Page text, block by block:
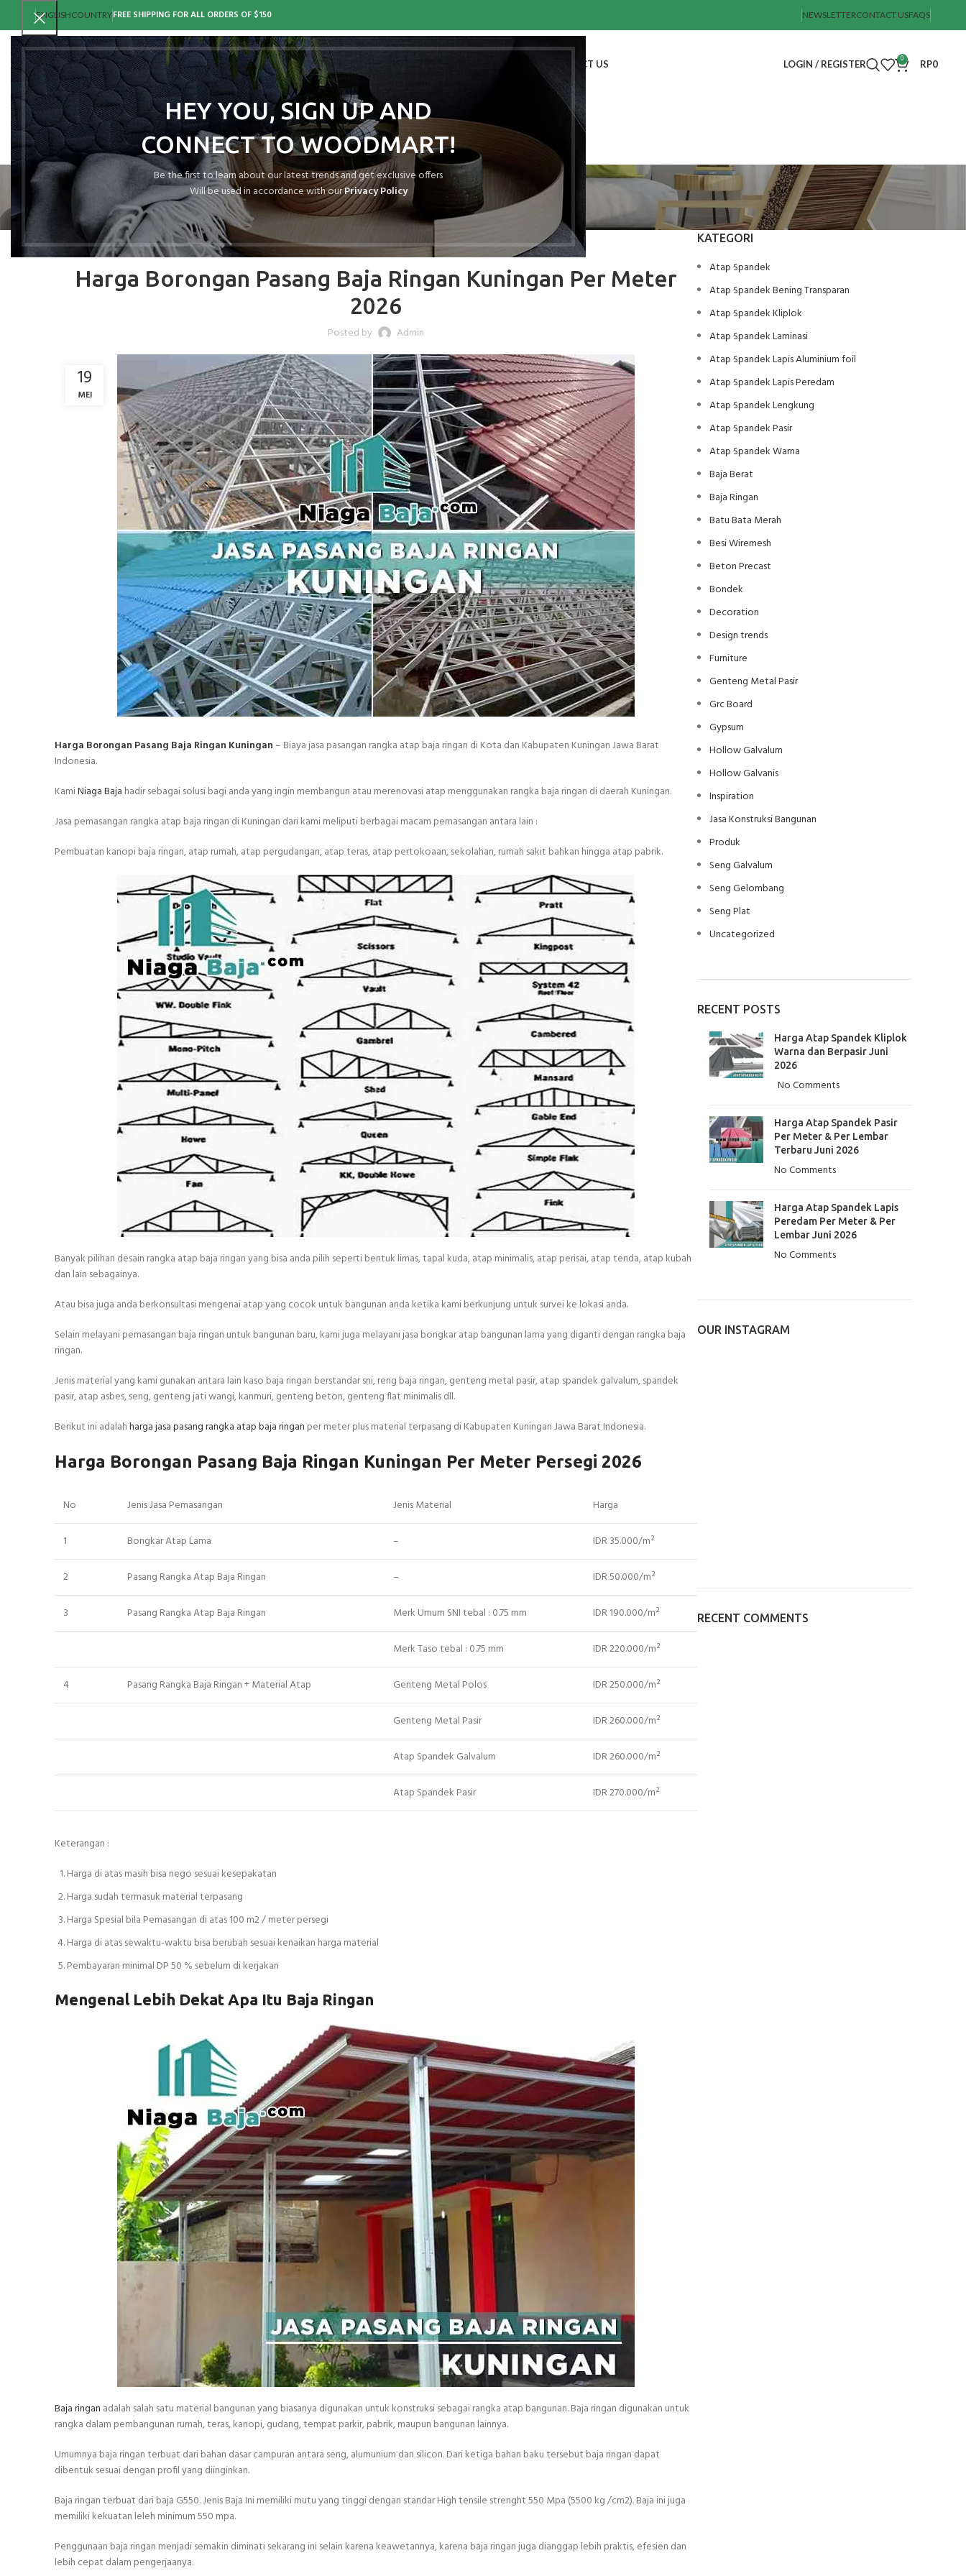
HEY YOU, SIGN UP AND
CONNECT TO WOODMART!
Be the first to learn about our latest trends and get exclusive offers
Will be used in accordance with ourPrivacy Policy
ENGLISHCOUNTRYFREE SHIPPING FOR ALL ORDERS OF $150 NEWSLETTERCONTACT USFAQS
CONTACT US LOGIN / REGISTER 0 RP0
Blog
Harga Borongan Pasang Baja Ringan Kuningan Per Meter
2026
Posted by Admin
19
MEI
Harga Borongan Pasang Baja Ringan Kuningan– Biaya jasa pasangan rangka atap baja ringan di Kota dan Kabupaten Kuningan Jawa Barat
Indonesia.
KamiNiaga Baja hadir sebagai solusi bagi anda yang ingin membangun atau merenovasi atap menggunakan rangka baja ringan di daerah Kuningan.
Jasa pemasangan rangka atap baja ringan di Kuningan dari kami meliputi berbagai macam pemasangan antara lain :
Pembuatan kanopi baja ringan, atap rumah, atap pergudangan, atap teras, atap pertokoaan, sekolahan, rumah sakit bahkan hingga atap pabrik.
Banyak pilihan desain rangka atap baja ringan yang bisa anda pilih seperti bentuk limas, tapal kuda, atap minimalis, atap perisai, atap tenda, atap kubah
dan lain sebagainya.
Atau bisa juga anda berkonsultasi mengenai atap yang cocok untuk bangunan anda ketika kami berkunjung untuk survei ke lokasi anda.
Selain melayani pemasangan baja ringan untuk bangunan baru, kami juga melayani jasa bongkar atap bangunan lama yang diganti dengan rangka baja
ringan.
Jenis material yang kami gunakan antara lain kaso baja ringan berstandar sni, reng baja ringan, genteng metal pasir, atap spandek galvalum, spandek
pasir, atap asbes, seng, genteng jati wangi, kanmuri, genteng beton, genteng flat minimalis dll.
Berikut ini adalahharga jasa pasang rangka atap baja ringan per meter plus material terpasang di Kabupaten Kuningan Jawa Barat Indonesia.
Harga Borongan Pasang Baja Ringan Kuningan Per Meter Persegi 2026
No Jenis Jasa Pemasangan Jenis Material Harga
1 Bongkar Atap Lama – IDR 35.000/m²
2 Pasang Rangka Atap Baja Ringan – IDR 50.000/m²
3 Pasang Rangka Atap Baja Ringan Merk Umum SNI tebal : 0.75 mm IDR 190.000/m²
Merk Taso tebal : 0.75 mm IDR 220.000/m²
4 Pasang Rangka Baja Ringan + Material Atap Genteng Metal Polos IDR 250.000/m²
Genteng Metal Pasir IDR 260.000/m²
Atap Spandek Galvalum IDR 260.000/m²
Atap Spandek Pasir IDR 270.000/m²
Keterangan :
Harga di atas masih bisa nego sesuai kesepakatan
Harga sudah termasuk material terpasang
Harga Spesial bila Pemasangan di atas 100 m2 / meter persegi
Harga di atas sewaktu-waktu bisa berubah sesuai kenaikan harga material
Pembayaran minimal DP 50 % sebelum di kerjakan
Mengenal Lebih Dekat Apa Itu Baja Ringan
Baja ringan adalah salah satu material bangunan yang biasanya digunakan untuk konstruksi sebagai rangka atap bangunan. Baja ringan digunakan untuk
rangka dalam pembangunan rumah, teras, kanopi, gudang, tempat parkir, pabrik, maupun bangunan lainnya.
Umumnya baja ringan terbuat dari bahan dasar campuran antara seng, alumunium dan silicon. Dari ketiga bahan baku tersebut baja ringan dapat
dibentuk sesuai dengan profil yang diinginkan.
Baja ringan terbuat dari baja G550. Jenis Baja Ini memiliki mutu yang tinggi dengan standar High tensile strenght 550 Mpa (5500 kg /cm2). Baja ini juga
memiliki kekuatan leleh minimum 550 mpa.
Penggunaan baja ringan menjadi semakin diminati sekarang ini selain karena keawetannya, karena baja ringan juga dianggap lebih praktis, efesien dan
lebih cepat dalam pengerjaanya.
KATEGORI
Atap Spandek
Atap Spandek Bening Transparan
Atap Spandek Kliplok
Atap Spandek Laminasi
Atap Spandek Lapis Aluminium foil
Atap Spandek Lapis Peredam
Atap Spandek Lengkung
Atap Spandek Pasir
Atap Spandek Warna
Baja Berat
Baja Ringan
Batu Bata Merah
Besi Wiremesh
Beton Precast
Bondek
Decoration
Design trends
Furniture
Genteng Metal Pasir
Grc Board
Gypsum
Hollow Galvalum
Hollow Galvanis
Inspiration
Jasa Konstruksi Bangunan
Produk
Seng Galvalum
Seng Gelombang
Seng Plat
Uncategorized
RECENT POSTS
Harga Atap Spandek Kliplok
Warna dan Berpasir Juni
2026
No Comments
Harga Atap Spandek Pasir
Per Meter & Per Lembar
Terbaru Juni 2026
No Comments
Harga Atap Spandek Lapis
Peredam Per Meter & Per
Lembar Juni 2026
No Comments
OUR INSTAGRAM
RECENT COMMENTS